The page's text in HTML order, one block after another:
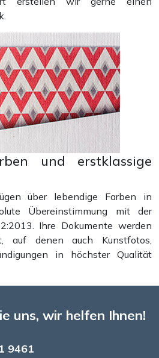
und erstklassige
über lebendige Farben in
Übereinstimmung mit der
Ihre Dokumente werden
auf denen auch Kunstfotos,
in höchster Qualität
uns, wir helfen Ihnen!
9461